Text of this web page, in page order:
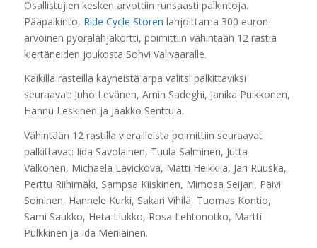
Osallistujien kesken arvottiin runsaasti palkintoja.
Pääpalkinto, Ride Cycle Storen lahjoittama 300 euron
arvoinen pyörälahjakortti, poimittiin vähintään 12 rastia
kiertäneiden joukosta Sohvi Välivaaralle.
Kaikilla rasteilla käyneistä arpa valitsi palkittaviksi
seuraavat: Juho Levänen, Amin Sadeghi, Janika Puikkonen,
Hannu Leskinen ja Jaakko Senttula.
Vähintään 12 rastilla vierailleista poimittiin seuraavat
palkittavat: Iida Savolainen, Tuula Salminen, Jutta
Valkonen, Michaela Lavickova, Matti Heikkilä, Jari Ruuska,
Perttu Riihimäki, Sampsa Kiiskinen, Mimosa Seijari, Päivi
Soininen, Hannele Kurki, Sakari Vihilä, Tuomas Kontio,
Sami Saukko, Heta Liukko, Rosa Lehtonotko, Martti
Pulkkinen ja Ida Meriläinen.